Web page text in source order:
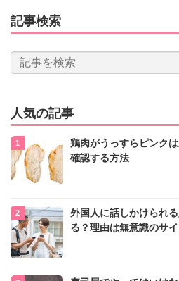
記事検索
人気の記事
鶏肉がうっすらピンク
確認する方法
外国人に話しかけられ
る？理由は無意識のサ